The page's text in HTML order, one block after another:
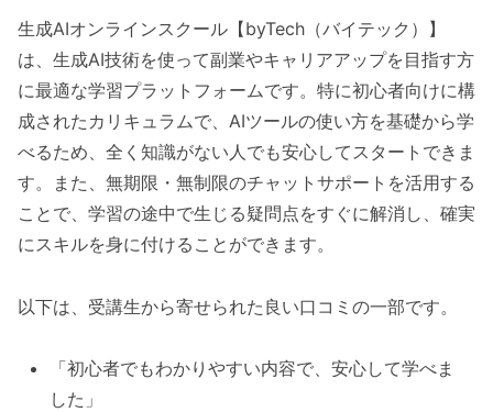
生成AIオンラインスクール【byTech（バイテック）】
は、生成AI技術を使って副業やキャリアアップを目指す方
に最適な学習プラットフォームです。特に初心者向けに構
成されたカリキュラムで、AIツールの使い方を基礎から学
べるため、全く知識がない人でも安心してスタートできま
す。また、無期限・無制限のチャットサポートを活用する
ことで、学習の途中で生じる疑問点をすぐに解消し、確実
にスキルを身に付けることができます。
以下は、受講生から寄せられた良い口コミの一部です。
「初心者でもわかりやすい内容で、安心して学べま
した」